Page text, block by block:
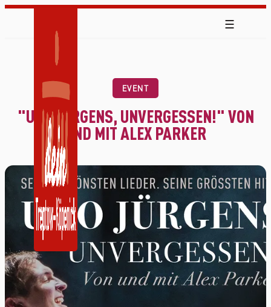
EVENT
"UDO JÜRGENS, UNVERGESSEN!" VON
UND MIT ALEX PARKER